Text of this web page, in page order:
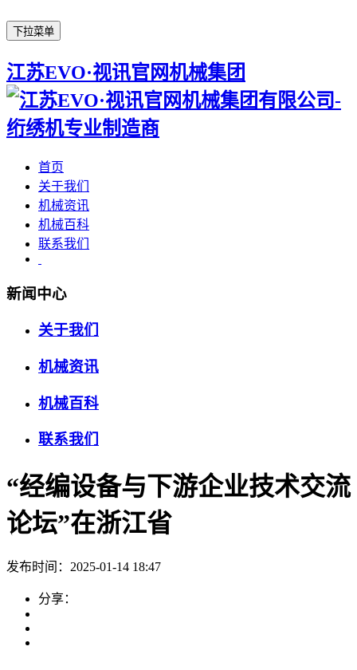
下拉菜单
江苏EVO·视讯官网机械集团
首页
关于我们
机械资讯
机械百科
联系我们
新闻中心
关于我们
机械资讯
机械百科
联系我们
“经编设备与下游企业技术交流
论坛”在浙江省
发布时间：2025-01-14 18:47
分享：